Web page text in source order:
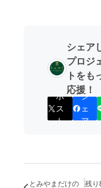
シェア
プロジ
トをも
応援！
ポ
ス
ト
シ
ェ
ア
とみやまだけの
残り